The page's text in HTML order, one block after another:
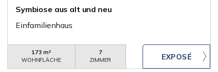
Symbiose aus alt und neu
Einfamilienhaus
173 m²
WOHNFLÄCHE
7
ZIMMER